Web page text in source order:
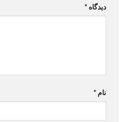
دیدگاه *
نام *